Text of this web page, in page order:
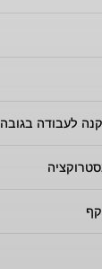
לעבודה בגובה